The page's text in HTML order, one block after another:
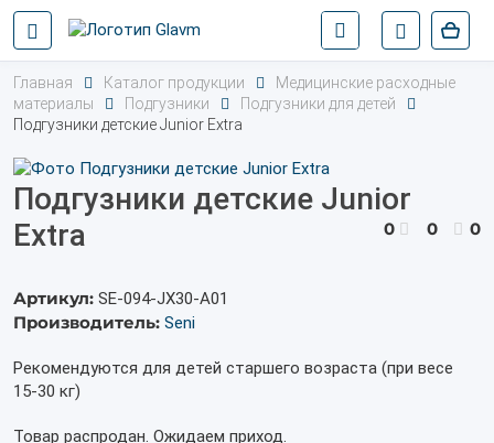
Главная Каталог продукции
Медицинские расходные
материалы
Подгузники
Подгузники для детей
Подгузники детские Junior Extra
Подгузники детские Junior
Extra
0 0 0
Артикул: SE-094-JX30-A01
Производитель: Seni
Рекомендуются для детей старшего возраста (при весе
15-30 кг)
Товар распродан. Ожидаем приход.